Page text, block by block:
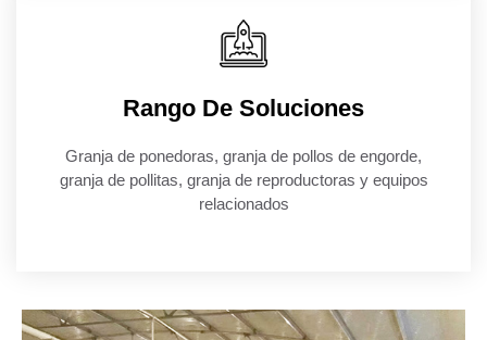
Rango De Soluciones
Granja de ponedoras, granja de pollos de engorde,
granja de pollitas, granja de reproductoras y equipos
relacionados